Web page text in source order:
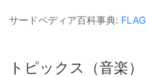
サードペディア百科事典: FLAG
トピックス（音楽）